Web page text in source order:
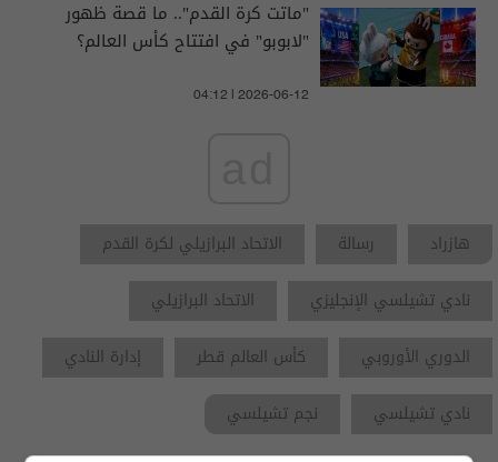
"ماتت كرة القدم".. ما قصة ظهور
"لابوبو" في افتتاح كأس العالم؟
04:12 | 2026-06-12
هازراد رسالة
الاتحاد البرازيلي لكرة القدم
نادي تشيلسي الإنجليزي
الاتحاد البرازيلي
الدوري الأوروبي
كأس العالم قطر
إدارة النادي
نادي تشيلسي
نجم تشيلسي